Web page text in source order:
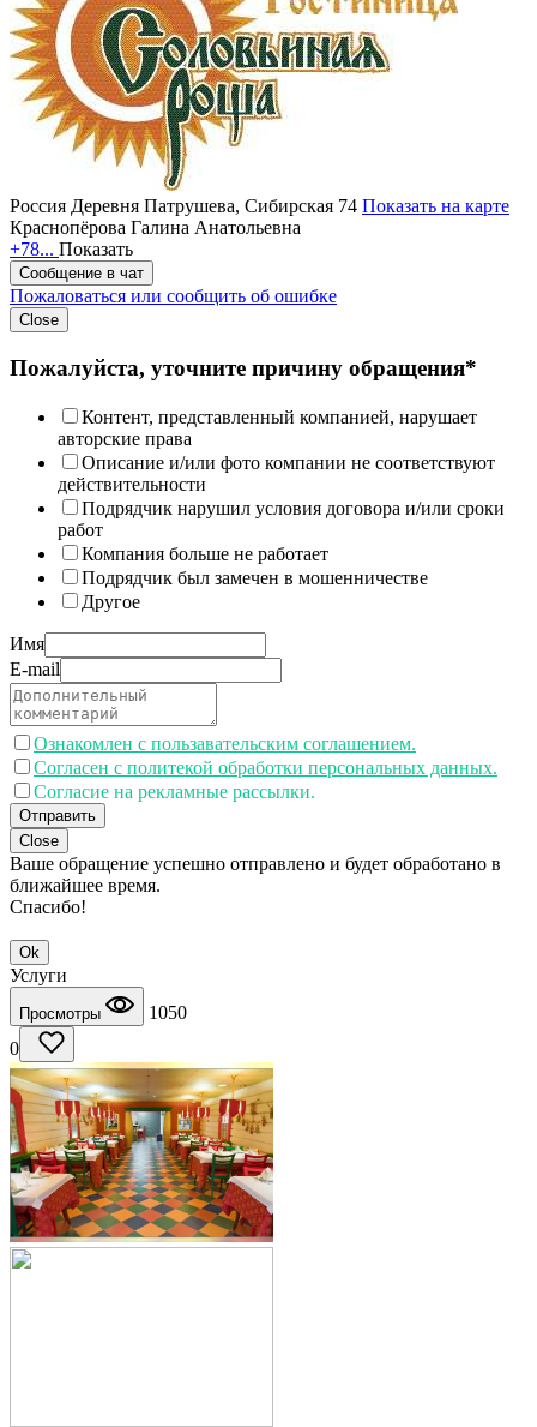
Россия Деревня Патрушева, Сибирская 74 Показать на карте
Краснопёрова Галина Анатольевна
+78... Показать
Сообщение в чат
Пожаловаться или сообщить об ошибке
Close
Пожалуйста, уточните причину обращения*
Контент, представленный компанией, нарушает
авторские права
Описание и/или фото компании не соответствуют
действительности
Подрядчик нарушил условия договора и/или сроки
работ
Компания больше не работает
Подрядчик был замечен в мошенничестве
Другое
Имя
E-mail
Ознакомлен с пользавательским соглашением.
Согласен с политекой обработки персональных данных.
Согласие на рекламные рассылки.
Отправить
Close
Ваше обращение успешно отправлено и будет обработано в
ближайшее время.
Спасибо!
Ok
Услуги
Просмотры
1050
0